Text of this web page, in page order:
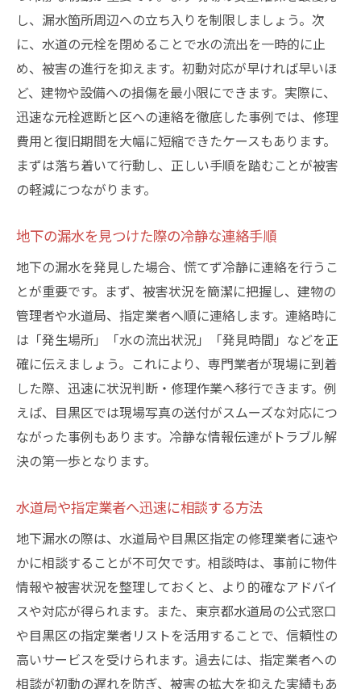
修繕報告書や漏水証明書の取得ポイント解
説
地下漏水修理の流れと費用目安の把握方法
水道局メンテナンスセンター活用の利点
緊急時に役立つ地下漏水対策の知恵
緊急時こそ知るべき地下漏水対応の基本
地下漏水の早期発見に役立つセルフチェッ
水道局と連携した迅速な漏水トラブル解決
策
漏水調査依頼時に準備すべきポイントとは
地下漏水時の応急処置と安全な暮らし方
トラブル発生前にできる簡単な予防策
漏水トラブルには水道局の窓口も活用を
地下漏水時に頼れる水道局のサポート内容
水道局メンテナンスセンターの相談活用法
漏水証明書取得の流れと申請時の注意点
東京都水道局への修繕報告の重要ポイント
地下漏水トラブル時の正しい連絡先まとめ
信頼できる修理業者選びのチェックポイント
地下漏水修理で大切な業者選定基準を解説
口コミや実績から地下漏水業者を見極める
東京都水道局指定かどうかの確認方法とは
アフターサポートが充実した業者の特徴
し、漏水箇所周辺への立ち入りを制限しましょう。次
に、水道の元栓を閉めることで水の流出を一時的に止
め、被害の進行を抑えます。初動対応が早ければ早いほ
ど、建物や設備への損傷を最小限にできます。実際に、
迅速な元栓遮断と区への連絡を徹底した事例では、修理
費用と復旧期間を大幅に短縮できたケースもあります。
まずは落ち着いて行動し、正しい手順を踏むことが被害
の軽減につながります。
地下の漏水を見つけた際の冷静な連絡手順
地下の漏水を発見した場合、慌てず冷静に連絡を行うこ
とが重要です。まず、被害状況を簡潔に把握し、建物の
管理者や水道局、指定業者へ順に連絡します。連絡時に
は「発生場所」「水の流出状況」「発見時間」などを正
確に伝えましょう。これにより、専門業者が現場に到着
した際、迅速に状況判断・修理作業へ移行できます。例
えば、目黒区では現場写真の送付がスムーズな対応につ
ながった事例もあります。冷静な情報伝達がトラブル解
決の第一歩となります。
水道局や指定業者へ迅速に相談する方法
地下漏水の際は、水道局や目黒区指定の修理業者に速や
かに相談することが不可欠です。相談時は、事前に物件
情報や被害状況を整理しておくと、より的確なアドバイ
スや対応が得られます。また、東京都水道局の公式窓口
や目黒区の指定業者リストを活用することで、信頼性の
高いサービスを受けられます。過去には、指定業者への
相談が初動の遅れを防ぎ、被害の拡大を抑えた実績もあ